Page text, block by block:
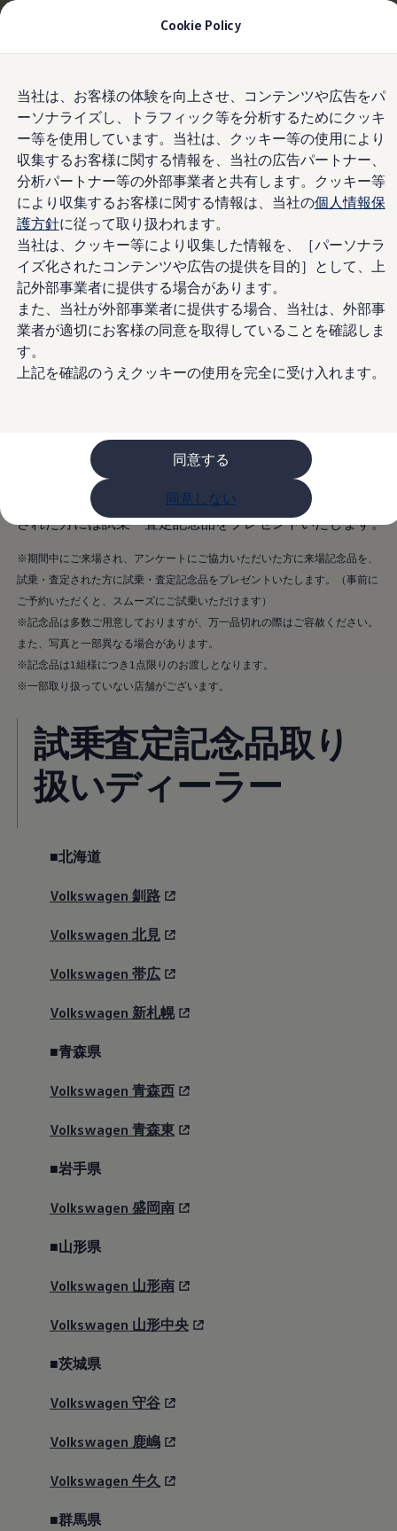
Cookie Policy
当社は、お客様の体験を向上させ、コンテンツや広告をパ
ーソナライズし、トラフィック等を分析するためにクッキ
ー等を使用しています。当社は、クッキー等の使用により
収集するお客様に関する情報を、当社の広告パートナー、
分析パートナー等の外部事業者と共有します。クッキー等
により収集するお客様に関する情報は、当社の個人情報保
護方針に従って取り扱われます。
当社は、クッキー等により収集した情報を、［パーソナラ
イズ化されたコンテンツや広告の提供を目的］として、上
記外部事業者に提供する場合があります。
また、当社が外部事業者に提供する場合、当社は、外部事
業者が適切にお客様の同意を取得していることを確認しま
す。
上記を確認のうえクッキーの使用を完全に受け入れます。
同意する
同意しない
main
content
to
footer
お乗り換えを10万円補助＋適用金利1.99%
| 9月30日(水)まで今すぐチェック
デジタルカタログ
セーフティ マイスター
デジタルカタログ
ID. Buzz
T-Cross
Tiguan
Golf
Golf GTI
Golf R
Golf Variant
Golf R Variant
Passat
ID.4
Polo
Polo GTI
Golf Touran
T-Roc R
フォルクスワーゲンマガジン
ブランドストーリー
購入検討中の方へ
オファー(購入サポート・金利情報)
Golf お乗り換えを10万円補助
Golf Variant お乗り換えを10万円補助
Volkswagenアンバサダープログラム
ファイナンシャルサービス
ファイナンシャルサービス
フォルクスワーゲン自動車保険プラス
Volkswagen Card
お支払いシミュレーション
モデル別月々のお支払い例
ライフスタイルに合ったプランをみつける
補助金・エコカー優遇制度
補助金・エコカー優遇制度
ID.4
Golf
Golf Variant
サービスと純正部品
点検と車検
修理と点検
エンジンオイルおよびフルード類
ホイールとタイヤ
フォルクスワーゲンサービス
アクセサリー
Lifestyle & goods
Car Navigation System
お客様情報
警告灯とインジケーターランプ
特定整備情報
運転上の注意
ロイヤリティプログラム
延長保証ウォルフィサポート
認定中古車
“Certified Pre-Owned”の品質とは
延長保証サービスガイド
スマート買取
キャンペーン/ファイナンスプログラム
フォルクスワーゲンについて
企業情報
会社概要EN
正規ディーラー地域別採用情報
倫理・リスク管理・コンプライアンス
2025
フェア期間中にプレゼント！
期間中にご来場で「今治ハンドタオル＆国産ヒノキアロマ
ブロック」を、対象車種ご試乗・査定で「Volkswagenオ
リジナルノートセット」をプレゼント！ご来場され、アン
ケートにご協力いただいた方に来場記念品を、試乗・査定
された方には試乗・査定記念品をプレゼントいたします。
※期間中にご来場され、アンケートにご協力いただいた方に来場記念品を、
試乗・査定された方に試乗・査定記念品をプレゼントいたします。（事前に
ご予約いただくと、スムーズにご試乗いただけます）
※記念品は多数ご用意しておりますが、万一品切れの際はご容赦ください。
また、写真と一部異なる場合があります。
※記念品は1組様につき1点限りのお渡しとなります。
※一部取り扱っていない店舗がございます。
試乗査定記念品取り
扱いディーラー
■北海道
Volkswagen 釧路
Volkswagen 北見
Volkswagen 帯広
Volkswagen 新札幌
■青森県
Volkswagen 青森西
Volkswagen 青森東
■岩手県
Volkswagen 盛岡南
■山形県
Volkswagen 山形南
Volkswagen 山形中央
■茨城県
Volkswagen 守谷
Volkswagen 鹿嶋
Volkswagen 牛久
■群馬県